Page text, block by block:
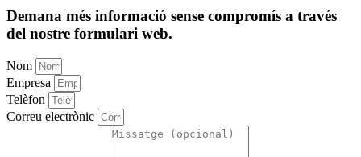
Demana més informació sense compromís a través
del nostre formulari web.
Nom
Empresa
Telèfon
Correu electrònic